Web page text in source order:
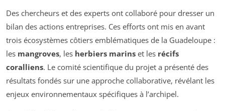
Des chercheurs et des experts ont collaboré pour dresser un
bilan des actions entreprises. Ces efforts ont mis en avant
trois écosystèmes côtiers emblématiques de la Guadeloupe :
les mangroves, les herbiers marins et les récifs
coralliens. Le comité scientifique du projet a présenté des
résultats fondés sur une approche collaborative, révélant les
enjeux environnementaux spécifiques à l’archipel.